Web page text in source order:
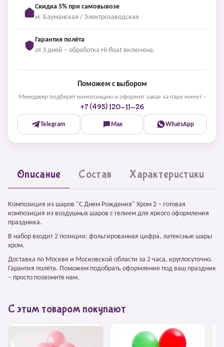
Скидка 5% при самовывозе
м. Бауманская / Электрозаводская
Гарантия полёта
от 3 дней – обработка Hi-float включена.
Поможем с выбором
Менеджер подберёт композицию и оформит заказ за пару минут –
+7 (495) 120-11-26
Telegram Max WhatsApp
Описание Состав Характеристики
Композиция из шаров "С Днем Рождения" Хром 2 – готовая
композиция из воздушных шаров с гелием для яркого оформления
праздника.
В набор входит 2 позиции: фольгированная цифра, латексные шары
хром.
Доставка по Москве и Московской области за 2 часа, круглосуточно.
Гарантия полёта. Поможем подобрать оформление под ваш праздник
– просто позвоните нам.
С этим товаром покупают